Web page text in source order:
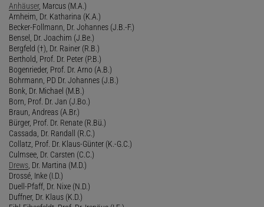
Anhäuser, Marcus (M.A.)
Arnheim, Dr. Katharina (K.A.)
Becker-Follmann, Dr. Johannes (J.B.-F.)
Bensel, Dr. Joachim (J.Be.)
Bergfeld (†), Dr. Rainer (R.B.)
Berthold, Prof. Dr. Peter (P.B.)
Bogenrieder, Prof. Dr. Arno (A.B.)
Bohrmann, PD Dr. Johannes (J.B.)
Bonk, Dr. Michael (M.B.)
Born, Prof. Dr. Jan (J.Bo.)
Braun, Andreas (A.Br.)
Bürger, Prof. Dr. Renate (R.Bü.)
Cassada, Dr. Randall (R.C.)
Collatz, Prof. Dr. Klaus-Günter (K.-G.C.)
Culmsee, Dr. Carsten (C.C.)
Drews , Dr. Martina (M.D.)
Drossé, Inke (I.D.)
Duell-Pfaff, Dr. Nixe (N.D.)
Duffner, Dr. Klaus (K.D.)